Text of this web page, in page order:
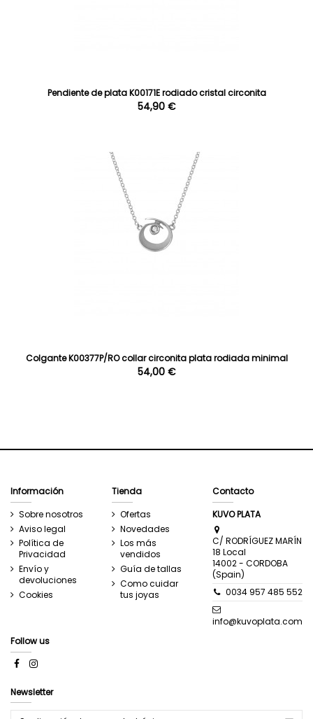
Pendiente de plata K00171E rodiado cristal circonita
54,90 €
Colgante K00377P/RO collar circonita plata rodiada minimal
54,00 €
Información
Sobre nosotros
Aviso legal
Política de
Privacidad
Envío y
devoluciones
Cookies
Tienda
Ofertas
Novedades
Los más
vendidos
Guía de tallas
Como cuidar
tus joyas
Contacto
KUVO PLATA
C/ RODRÍGUEZ MARÍN
18 Local
14002 - CORDOBA
(Spain)
0034 957 485 552
info@kuvoplata.com
Follow us
Newsletter